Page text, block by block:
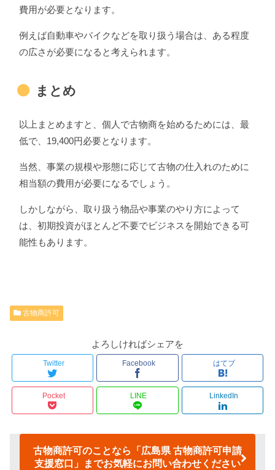
費用が必要となります。
例えば自動車やバイクなどを取り扱う場合は、ある程度
の広さが必要になると考えられます。
まとめ
以上まとめますと、個人で古物商を始めるためには、最
低で、19,400円必要となります。
当然、事業の規模や形態に応じて古物の仕入れのために
相当額の費用が必要になるでしょう。
しかしながら、取り扱う物品や事業のやり方によって
は、初期投資がほとんど不要でビジネスを開始できる可
能性もあります。
古物商許可
よろしければシェアを
Twitter Facebook はてブ
Pocket LINE LinkedIn
古物商許可のことなら「広島県 古物商許可申請
支援窓口」までお気軽にお問い合わせください